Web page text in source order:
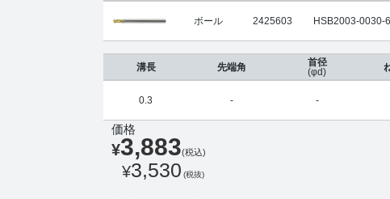
ボール 2425603 HSB2003-0030-6
溝長
0.3
先端角
-
首径
(φd)
-
価格
¥3,883(税込)
¥3,530 (税抜)